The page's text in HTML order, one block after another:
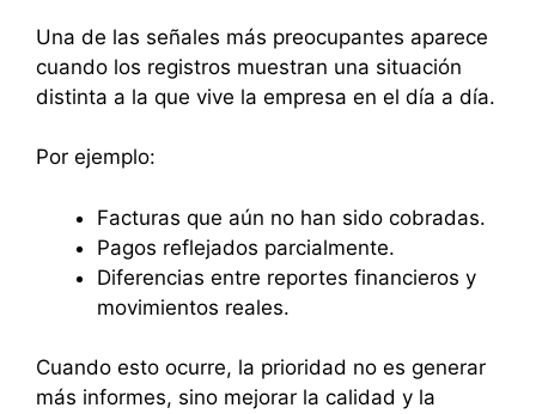
Una de las señales más preocupantes aparece
cuando los registros muestran una situación
distinta a la que vive la empresa en el día a día.
Por ejemplo:
Facturas que aún no han sido cobradas.
Pagos reflejados parcialmente.
Diferencias entre reportes financieros y
movimientos reales.
Cuando esto ocurre, la prioridad no es generar
más informes, sino mejorar la calidad y la